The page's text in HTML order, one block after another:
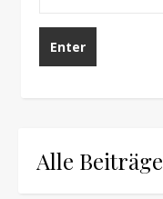
Alle Beiträge